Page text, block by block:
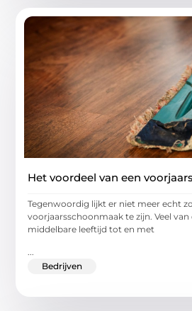
Het voordeel van een
Tegenwoordig lijkt er niet meer echt
voorjaarsschoonmaak te zijn. Veel
middelbare leeftijd tot en met
...
Bedrijven